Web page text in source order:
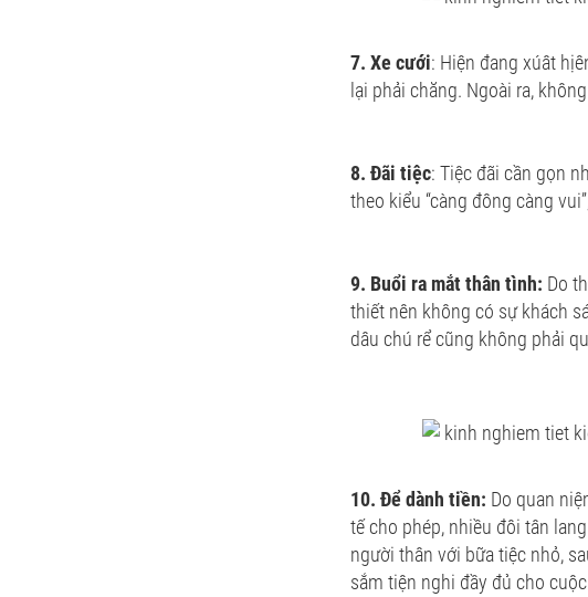
7. Xe cưới: Hiện đang xúât
lại phải chăng. Ngoài ra,
8. Đãi tiệc: Tiệc đãi cần gọn
theo kiểu “càng đông càng
9. Buổi ra mắt thân tình: Do
thiết nên không có sự khách
dâu chú rể cũng không phải
10. Để dành tiền: Do quan
tế cho phép, nhiều đôi tân
người thân với bữa tiệc nhỏ,
sắm tiện nghi đầy đủ cho